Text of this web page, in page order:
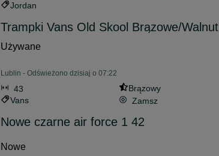
Jordan
Trampki Vans Old Skool Brązowe/Walnut
Używane
Lublin - Odświeżono dzisiaj o 07:22
43
Brązowy
Vans
Zamsz
Nowe czarne air force 1 42
Nowe